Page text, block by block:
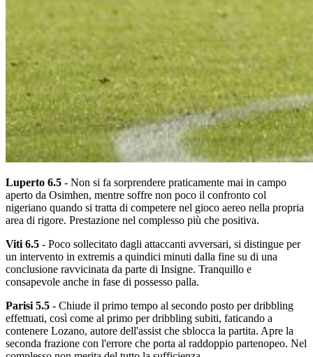
Luperto 6.5 - Non si fa sorprendere praticamente mai in campo
aperto da Osimhen, mentre soffre non poco il confronto col
nigeriano quando si tratta di competere nel gioco aereo nella propria
area di rigore. Prestazione nel complesso più che positiva.
Viti 6.5 - Poco sollecitato dagli attaccanti avversari, si distingue per
un intervento in extremis a quindici minuti dalla fine su di una
conclusione ravvicinata da parte di Insigne. Tranquillo e
consapevole anche in fase di possesso palla.
Parisi 5.5 - Chiude il primo tempo al secondo posto per dribbling
effettuati, così come al primo per dribbling subiti, faticando a
contenere Lozano, autore dell'assist che sblocca la partita. Apre la
seconda frazione con l'errore che porta al raddoppio partenopeo. Nel